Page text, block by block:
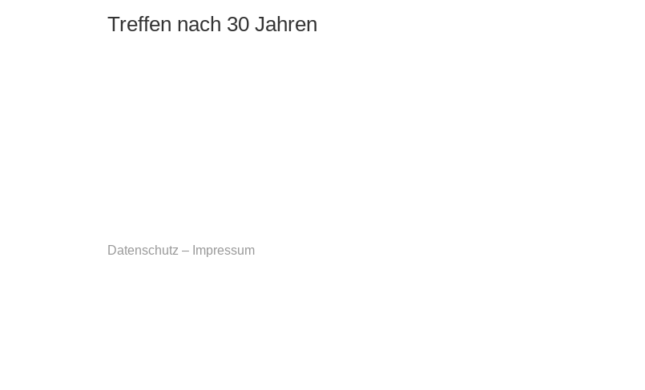
Treffen nach 30 Jahren
Datenschutz – Impressum